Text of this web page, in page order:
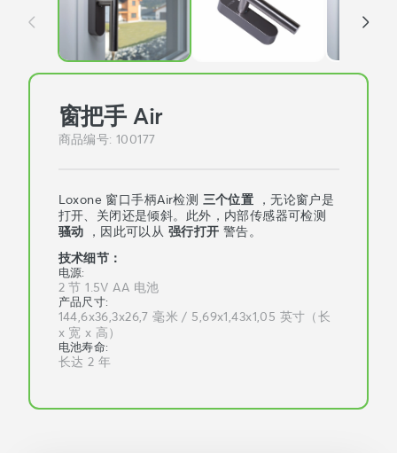
窗把手 Air
商品编号:100177
Loxone 窗口手柄Air检测 三个位置 ，无论窗户是
打开、关闭还是倾斜。此外，内部传感器可检测
骚动 ，因此可以从 强行打开 警告。
技术细节：
电源:
2 节 1.5V AA 电池
产品尺寸:
144,6x36,3x26,7 毫米 / 5,69x1,43x1,05 英寸（长
x 宽 x 高）
电池寿命:
长达 2 年